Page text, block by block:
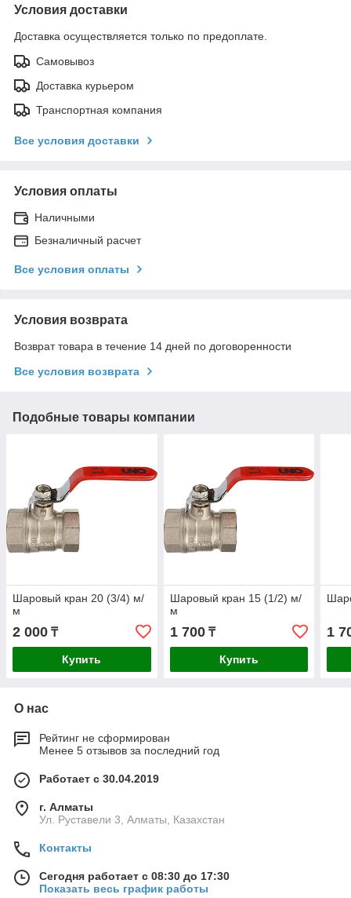
Условия доставки
Доставка осуществляется только по предоплате.
Самовывоз
Доставка курьером
Транспортная компания
Все условия доставки
Условия оплаты
Наличными
Безналичный расчет
Все условия оплаты
Условия возврата
Возврат товара в течение 14 дней по договоренности
Все условия возврата
Подобные товары компании
Шаровый кран 20 (3/4) м/
м
2 000 ₸
Купить
Шаровый кран 15 (1/2) м/
м
1 700₸
Купить
1
О нас
Рейтинг не сформирован
Менее 5 отзывов за последний год
Работает с 30.04.2019
г. Алматы
Ул. Руставели 3, Алматы, Казахстан
Контакты
Сегодня работает с 08:30 до 17:30
Показать весь график работы